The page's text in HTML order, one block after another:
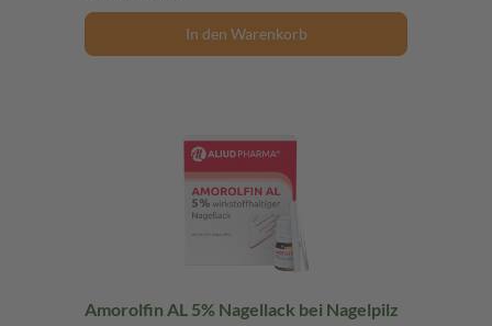
In den Warenkorb
Amorolfin AL 5% Nagellack bei Nagelpilz